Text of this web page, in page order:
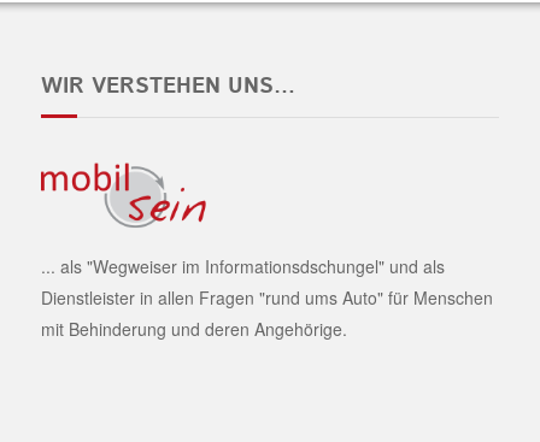
WIR VERSTEHEN UNS…
... als "Wegweiser im Informationsdschungel" und als
Dienstleister in allen Fragen "rund ums Auto" für Menschen
mit Behinderung und deren Angehörige.